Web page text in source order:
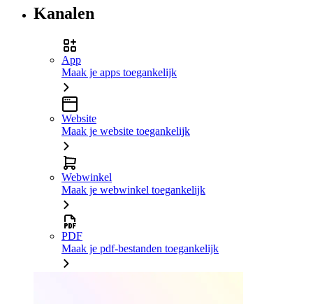
Kanalen
App
Maak je apps toegankelijk
Website
Maak je website toegankelijk
Webwinkel
Maak je webwinkel toegankelijk
PDF
Maak je pdf-bestanden toegankelijk